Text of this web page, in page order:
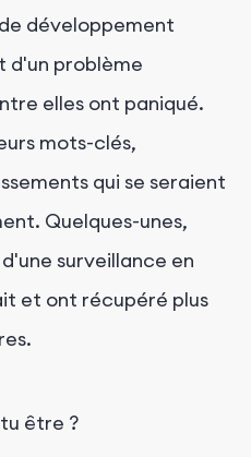
développement
d'un problème
elles ont paniqué.
mots-clés,
qui se seraient
Quelques-unes,
surveillance en
et ont récupéré plus
être ?